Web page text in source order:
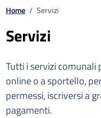
Home / Servizi
Servizi
Tutti i servizi comunali
online o a sportello,
permessi, iscriversi a
pagamenti.